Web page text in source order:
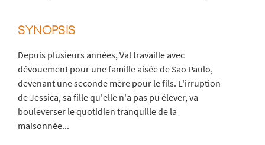
SYNOPSIS
Depuis plusieurs années, Val travaille avec
dévouement pour une famille aisée de Sao Paulo,
devenant une seconde mère pour le fils. L'irruption
de Jessica, sa fille qu'elle n'a pas pu élever, va
bouleverser le quotidien tranquille de la
maisonnée...